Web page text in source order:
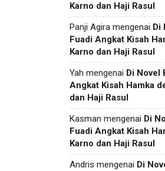
Karno dan Haji Rasul
Panji Agira mengenai Di
Fuadi Angkat Kisah
Karno dan Haji Rasul
Yah mengenai Di Novel
Angkat Kisah Hamka
dan Haji Rasul
Kasman mengenai Di
Fuadi Angkat Kisah
Karno dan Haji Rasul
Andris mengenai Di